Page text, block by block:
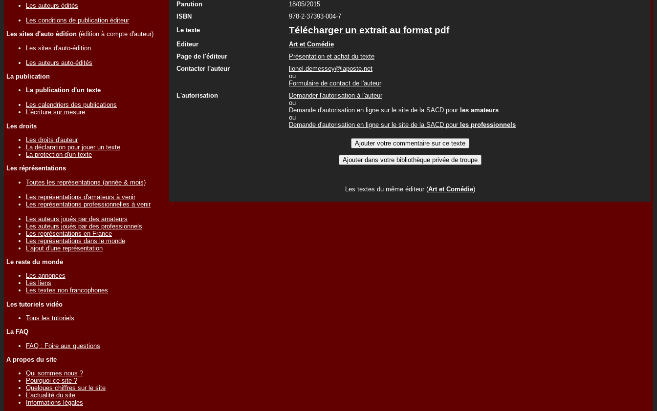
Les auteurs édités
Les conditions de publication éditeur
Les sites d'auto édition (édition à compte d'auteur)
Les sites d'auto-édition
Les auteurs auto-édités
La publication
La publication d'un texte
Les calendriers des publications
L'écriture sur mesure
Les droits
Les droits d'auteur
La déclaration pour jouer un texte
La protection d'un texte
Les réprésentations
Toutes les représentations (année & mois)
Les représentations d'amateurs à venir
Les représentations professionnelles à venir
Les auteurs joués par des amateurs
Les auteurs joués par des professionnels
Les représentations en France
Les représentations dans le monde
L'ajout d'une représentation
Le reste du monde
Les annonces
Les liens
Les textes non francophones
Les tutoriels vidéo
Tous les tutoriels
La FAQ
FAQ : Foire aux questions
A propos du site
Qui sommes nous ?
Pourquoi ce site ?
Quelques chiffres sur le site
L'actualité du site
Informations légales
Parution
18/05/2015
ISBN
978-2-37393-004-7
Le texte
Télécharger un extrait au format pdf
Editeur
Art et Comédie
Page de l'éditeur
Présentation et achat du texte
Contacter l'auteur
lionel.demessey@laposte.net
ou
Formulaire de contact de l'auteur
L'autorisation
Demander l'autorisation à l'auteur
ou
Demande d'autorisation en ligne sur le site de la SACD pour les amateurs
ou
Demande d'autorisation en ligne sur le site de la SACD pour les professionnels
Les textes du même éditeur (Art et Comédie)